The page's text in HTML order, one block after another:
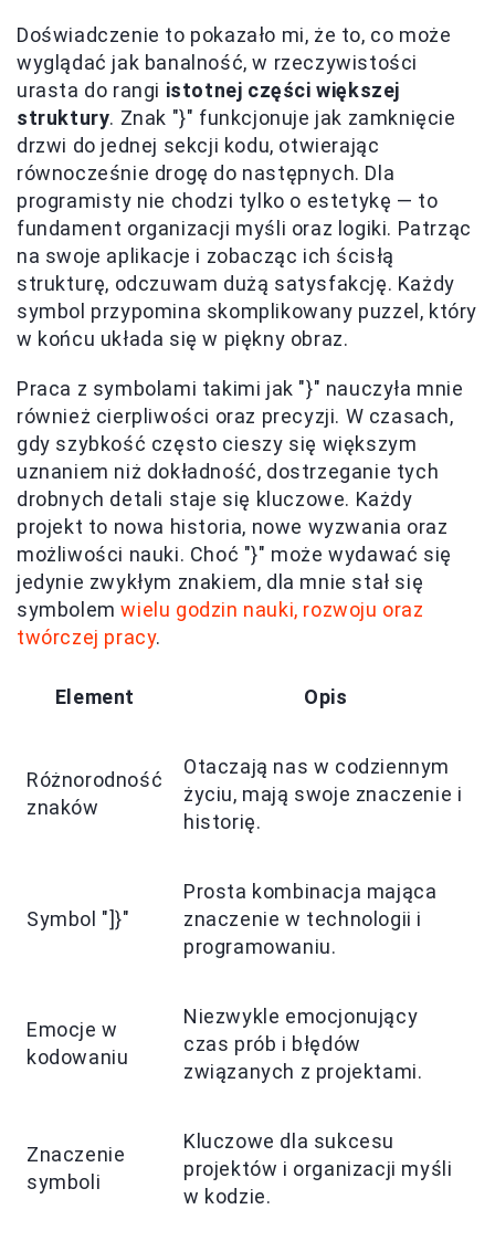
Doświadczenie to pokazało mi, że to, co może
wyglądać jak banalność, w rzeczywistości
urasta do rangi istotnej części większej
struktury. Znak "}" funkcjonuje jak zamknięcie
drzwi do jednej sekcji kodu, otwierając
równocześnie drogę do następnych. Dla
programisty nie chodzi tylko o estetykę — to
fundament organizacji myśli oraz logiki. Patrząc
na swoje aplikacje i zobacząc ich ścisłą
strukturę, odczuwam dużą satysfakcję. Każdy
symbol przypomina skomplikowany puzzel, który
w końcu układa się w piękny obraz.
Praca z symbolami takimi jak "}" nauczyła mnie
również cierpliwości oraz precyzji. W czasach,
gdy szybkość często cieszy się większym
uznaniem niż dokładność, dostrzeganie tych
drobnych detali staje się kluczowe. Każdy
projekt to nowa historia, nowe wyzwania oraz
możliwości nauki. Choć "}" może wydawać się
jedynie zwykłym znakiem, dla mnie stał się
symbolemwielu godzin nauki, rozwoju oraz
twórczej pracy.
Element Opis
Różnorodność
znaków
Otaczają nas w codziennym
życiu, mają swoje znaczenie i
historię.
Symbol "]}"
Prosta kombinacja mająca
znaczenie w technologii i
programowaniu.
Emocje w
kodowaniu
Niezwykle emocjonujący
czas prób i błędów
związanych z projektami.
Znaczenie
symboli
Kluczowe dla sukcesu
projektów i organizacji myśli
w kodzie.